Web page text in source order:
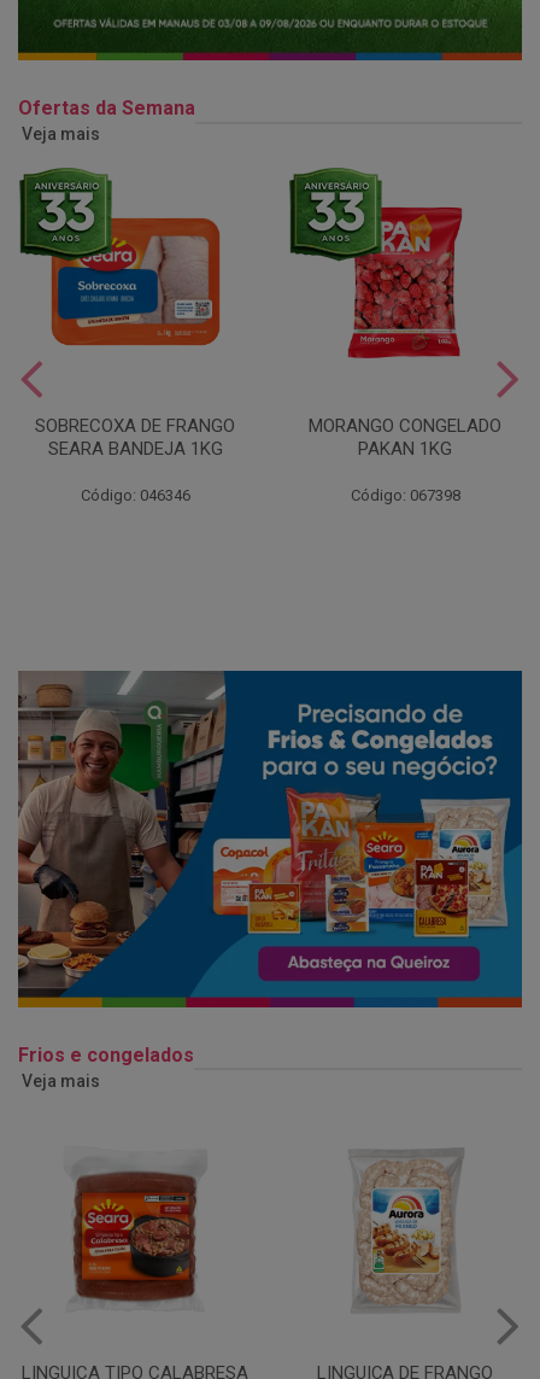
Ofertas da Semana
Veja mais
SOBRECOXA DE FRANGO
SEARA BANDEJA 1KG
Código: 046346
MORANGO CONGELADO
PAKAN 1KG
Código: 067398
Frios e congelados
Veja mais
LINGUIÇA DE FRANGO QUEIJO MUSSARELA